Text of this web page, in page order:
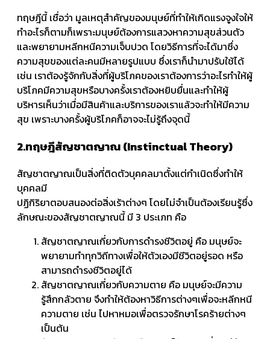
ทฤษฎีนี้ เชื่อว่า มูลเหตุสำคัญของมนุษย์ที่ทำให้เกิดแรงจูงใจให้
ทำอะไรก็ตามก็เพราะมนุษย์ต้องการแสวงหาความสุขส่วนตัว
และพยายามหลีกหนีความเจ็บปวด โดยวิธีการที่จะได้มาซึ่ง
ความสุขของแต่ละคนมีหลายรูปแบบ ซึ่งเราก็นำมาปรับใช้ได้
เช่น เราต้องรู้จักกับสิ่งที่ผู้บริโภคของเราต้องการว่าอะไรทำให้ผู้
บริโภคมีความสุขหรือบางครั้งเราต้องหยิบยื่นและทำให้ผู้
บริหารเห็นว่าเมื่อมีสินค้าและบริการของเราแล้วจะทำให้มีความ
สุข เพราะบางครั้งผู้บริโภคก็อาจจะไม่รู้ถึงจุดนี้
2.ทฤษฎีสัญชาตญาณ (Instinctual Theory)
สัญชาตญาณเป็นสิ่งที่ติดตัวบุคคลมาตั้งแต่กำเนิดซึ่งทำให้
บุคคลมี
ปฏิกิริยาตอบสนองต่อสิ่งเร้าต่างๆ โดยไม่จำเป็นต้องเรียนรู้ซึ่ง
ลักษณะของสัญชาตญาณนี้ มี 3 ประเภท คือ
สัญชาตญาณเกี่ยวกับการดำรงชีวิตอยู่ คือ มนุษย์จะ
พยายามทำทุกวิถีทางเพื่อให้ตัวเองมีชีวิตอยู่รอด หรือ
สามารถดำรงชีวิตอยู่ได้
สัญชาตญาณเกี่ยวกับความตาย คือ มนุษย์จะมีความ
รู้สึกกลัวตาย จึงทำให้ต้องหาวิธีการต่างๆเพื่อจะหลีกหนี
ความตาย เช่น ไปหาหมอเพื่อตรวจรักษาโรคร้ายต่างๆ
เป็นต้น